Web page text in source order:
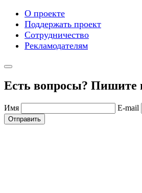
О проекте
Поддержать проект
Сотрудничество
Рекламодателям
Есть вопросы? Пишите
Имя E-mail